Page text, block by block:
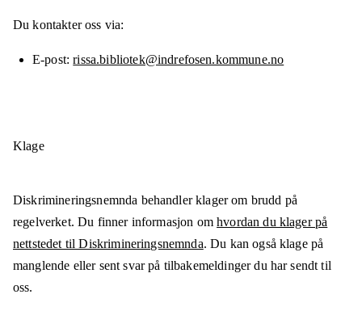
Du kontakter oss via:
E-post rissa.bibliotek@indrefosen.kommune.no
Klage
Diskrimineringsnemnda behandler klager om brudd på
regelverket. Du finner informasjon omhvordan du klager på
nettstedet til Diskrimineringsnemnda. Du kan også klage på
manglende eller sent svar på tilbakemeldinger du har sendt til
oss.